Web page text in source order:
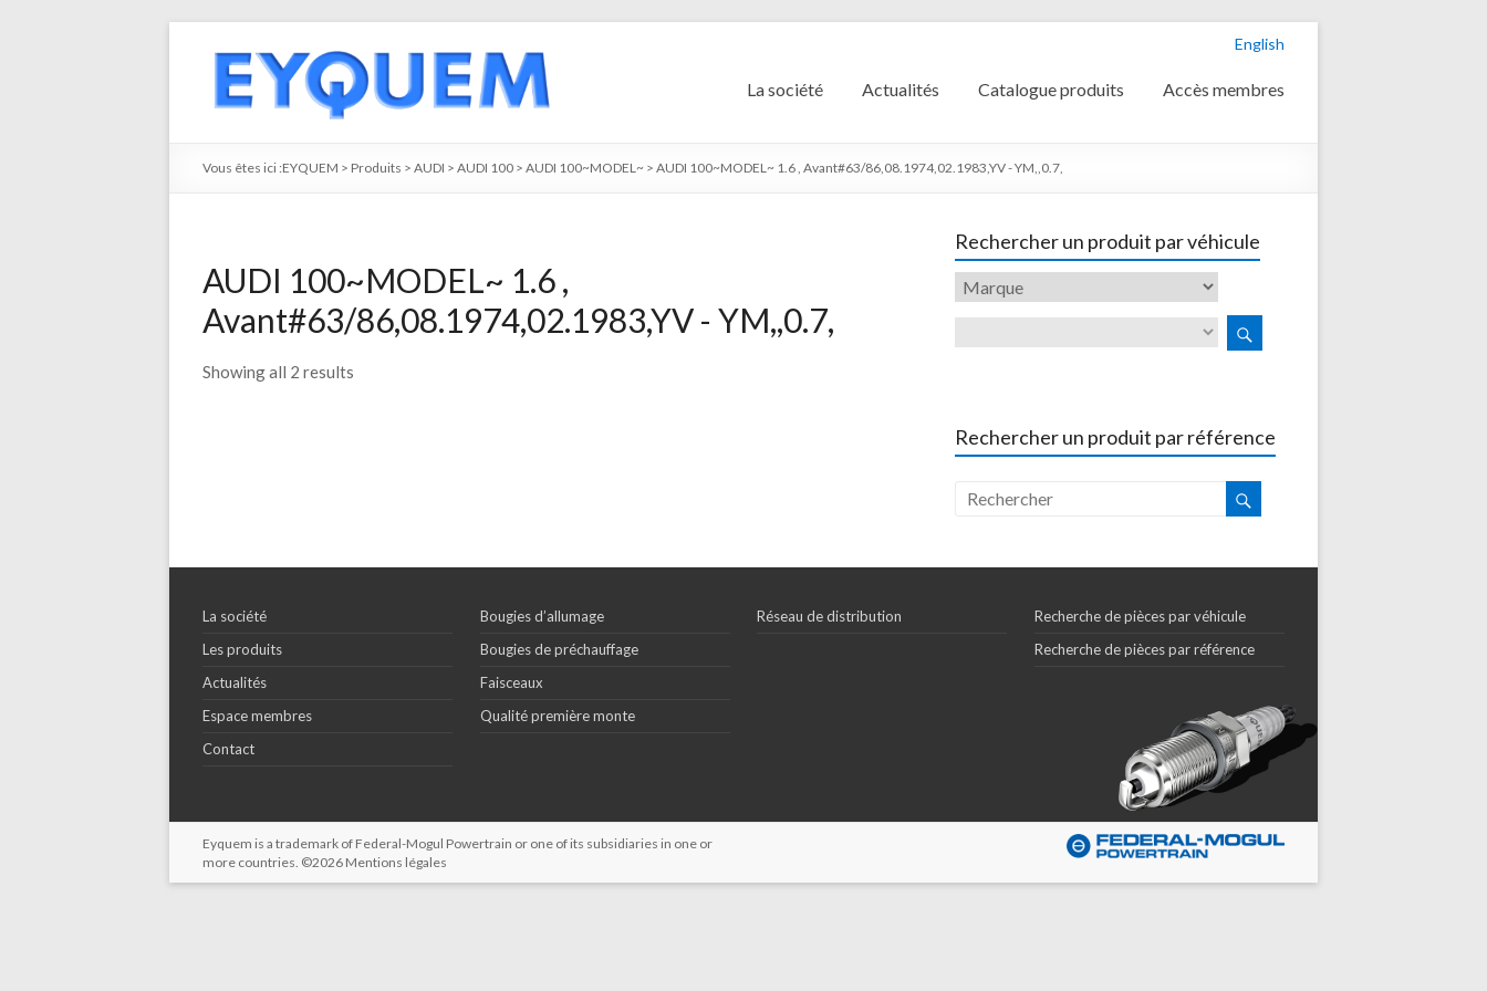
English
La société Actualités Catalogue produits Accès membres
Vous êtes ici :EYQUEM > Produits > AUDI > AUDI 100 > AUDI 100~MODEL~ > AUDI 100~MODEL~ 1.6 , Avant#63/86,08.1974,02.1983,YV - YM,,0.7,
AUDI 100~MODEL~ 1.6 ,
Avant#63/86,08.1974,02.1983,YV - YM,,0.7,
Showing all 2 results
Rechercher un produit par véhicule
Rechercher un produit par référence
La société
Les produits
Actualités
Espace membres
Contact
Bougies d’allumage
Bougies de préchauffage
Faisceaux
Qualité première monte
Réseau de distribution
Recherche de pièces par véhicule
Recherche de pièces par référence
Eyquem is a trademark of Federal-Mogul Powertrain or one of its subsidiaries in one or
more countries. ©2026 Mentions légales